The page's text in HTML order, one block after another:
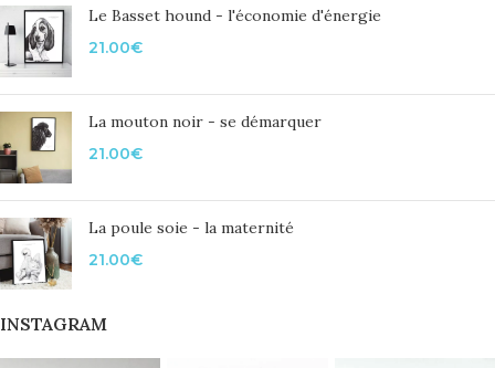
Le Basset hound - l'économie d'énergie
21.00€
La mouton noir - se démarquer
21.00€
La poule soie - la maternité
21.00€
INSTAGRAM